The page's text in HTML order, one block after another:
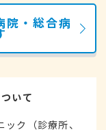
院・総合病
いて
ク（診療所、